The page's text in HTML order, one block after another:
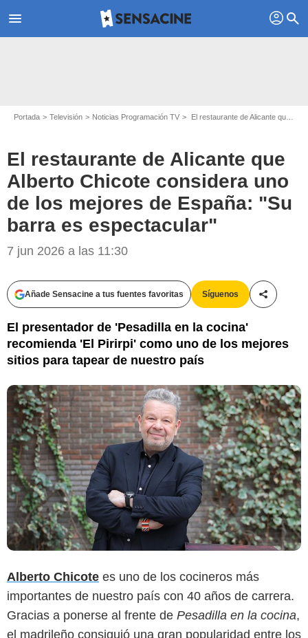
menu profil search
Portada Televisión Noticias Programación TV El restaurante de Alicante que Alberto Chicote considera uno de los mejores de España: "Su barra es espectacular"
El restaurante de Alicante que
Alberto Chicote considera uno
de los mejores de España: "Su
barra es espectacular"
7 jun 2026 a las 11:30
Añade Sensacine a tus fuentes favoritas Síguenos
El presentador de 'Pesadilla en la cocina'
recomienda 'El Pirirpi' como uno de los mejores
sitios para tapear de nuestro país
Atresmedia
Alberto Chicote es uno de los cocineros más
importantes de nuestro país con 40 años de carrera.
Gracias a ponerse al frente de Pesadilla en la cocina,
el madrileño consiguió una gran popularidad entre los